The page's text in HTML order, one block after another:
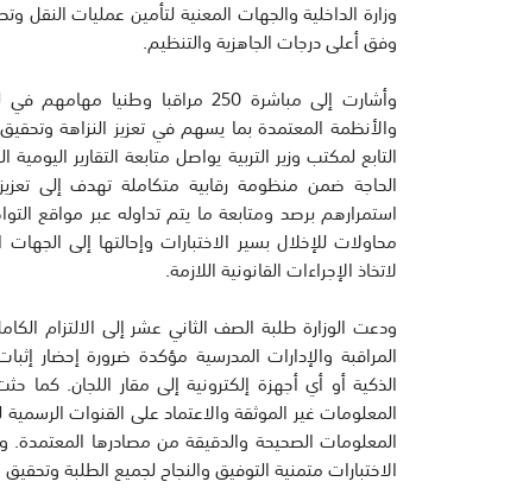
وزارة الداخلية والجهات المعنية لتأمين عمليات النقل
وفق أعلى درجات الجاهزية والتنظيم.
وأشارت إلى مباشرة 250 مراقبا
والأنظمة المعتمدة بما يسهم في تعزيز النزاهة
التابع لمكتب وزير التربية يواصل متابعة التقارير
الحاجة ضمن منظومة رقابية متكاملة تهدف إلى
استمرارهم برصد ومتابعة ما يتم تداوله عبر مواقع
محاولات للإخلال بسير الاختبارات وإحالتها إلى الجهات
لاتخاذ الإجراءات القانونية اللازمة.
ودعت الوزارة طلبة الصف الثاني عشر إلى الالتزام
المراقبة والإدارات المدرسية مؤكدة ضرورة إحضار
الذكية أو أي أجهزة إلكترونية إلى مقار اللجان. كما
المعلومات غير الموثقة والاعتماد على القنوات
المعلومات الصحيحة والدقيقة من مصادرها المعتمدة.
الاختبارات متمنية التوفيق والنجاح لجميع الطلبة